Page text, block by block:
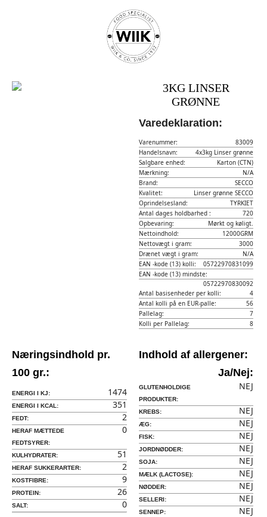
3KG LINSER
GRØNNE
Varedeklaration:
Varenummer:
83009
Handelsnavn:
4x3kg Linser grønne
Salgbare enhed:
Karton (CTN)
Mærkning:
N/A
Brand:
SECCO
Kvalitet:
Linser grønne SECCO
Oprindelsesland:
TYRKIET
Antal dages holdbarhed :
720
Opbevaring:
Mørkt og køligt.
Nettoindhold:
12000GRM
Nettovægt i gram:
3000
Drænet vægt i gram:
N/A
EAN -kode (13) kolli:
05722970831099
EAN -kode (13) mindste:
05722970830092
Antal basisenheder per kolli:
4
Antal kolli på en EUR-palle:
56
Pallelag:
7
Kolli per Pallelag:
8
Næringsindhold pr.
100 gr.:
ENERGI I KJ: 1474
ENERGI I KCAL: 351
FEDT: 2
HERAF MÆTTEDE
FEDTSYRER:
0
KULHYDRATER: 51
HERAF SUKKERARTER: 2
KOSTFIBRE: 9
PROTEIN: 26
SALT: 0
Indhold af allergener:
Ja/Nej:
GLUTENHOLDIGE
PRODUKTER:
NEJ
KREBS: NEJ
ÆG: NEJ
FISK: NEJ
JORDNØDDER: NEJ
SOJA: NEJ
MÆLK (LACTOSE): NEJ
NØDDER: NEJ
SELLERI: NEJ
SENNEP: NEJ